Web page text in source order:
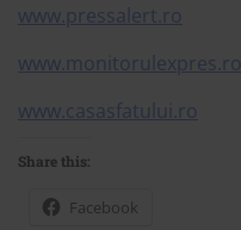
www.pressalert.ro
www.monitorulexpres.ro
www.casasfatului.ro
Share this:
Facebook